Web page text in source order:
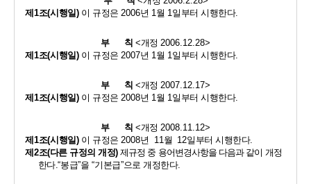
제1조(시행일) 이 규정은 2006년 1 월 1 일부터 시행한다.
부      칙 <개정 2006.12.28>
제1조(시행일) 이 규정은 2007년 1 월 1 일부터 시행한다.
부      칙 <개정 2007.12.17>
제1조(시행일) 이 규정은 2008년 1 월 1 일부터 시행한다.
부      칙 <개정 2008.11.12>
제1조(시행일) 이 규정은 2008년 11 월 12일부터 시행한다.
제2조(다른 규정의 개정) 제규정 중 용어변경사항을 다음과 같이 개정
한다.“봉급”을 “기본급”으로 개정한다.